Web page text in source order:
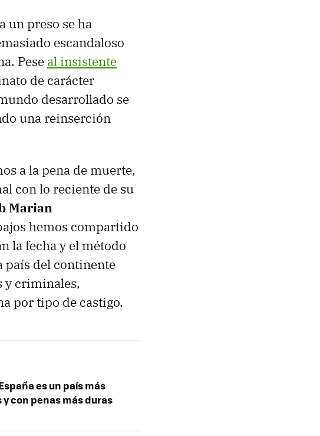
un preso se ha
escandaloso
Pese al insistente
de carácter
desarrollado se
una reinserción
a la pena de muerte,
con lo reciente de su
Marian
hemos compartido
la fecha y el método
país del continente
y criminales,
por tipo de castigo.
es un país más
con penas más duras